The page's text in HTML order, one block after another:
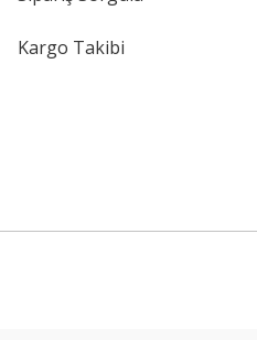
Kargo Takibi